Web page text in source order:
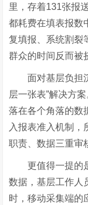
里，存着131张报
都耗费在填表报数
复填报、系统割裂
群众的时间反而被
面对基层负担
层一张表”解决方
落在各个角落的数
入报表准入机制，
职责、数据三重审
更值得一提的
数据，基层工作人
时，移动采集端的